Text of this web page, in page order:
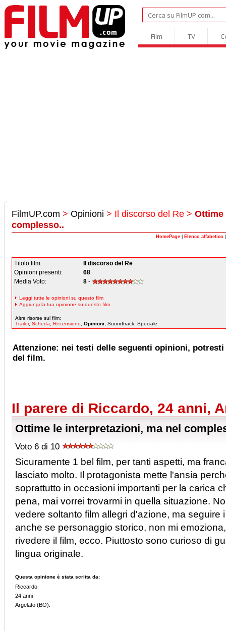
Film TV
FilmUP.com > Opinioni > Il discorso del Re > Ottime
complesso..
HomePage Elenco alfabetico
Titolo film:
Il discorso del Re
Opinioni presenti:
68
Media Voto:
8 -
Leggi tutte le opinioni su questo film
Aggiungi la tua opinione su questo film
Altre risorse sul film:
Trailer, Scheda Recensione Opinioni , Soundtrack, Speciale.
Attenzione: nei testi delle seguenti opinioni,
del film.
Il parere di Riccardo, 24 anni,
Ottime le interpretazioni, ma nel
Voto 6 di 10
Sicuramente 1 bel film, per tanti aspetti, ma
lasciato molto. Il protagonista mette l'ansia
soprattutto in occasioni importanti per la carica
pena, mai vorrei trovarmi in quella situazione.
vedere soltanto film allegri d'azione, ma seguire
anche se personaggio storico, non mi
rivedere il film, ecco. Piuttosto sono curioso di
lingua originale.
Questa opinione è stata scritta da:
Riccardo
24 anni
Argelato (BO).